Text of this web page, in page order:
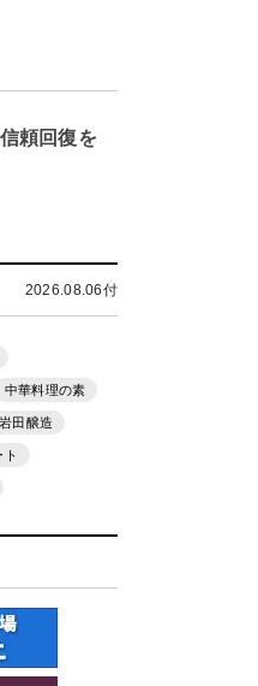
信頼回復を
2026.08.06付
中華料理の素
岩田醸造
ト